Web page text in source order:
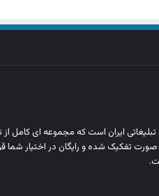
ایران است که مجموعه‌ ای کامل از
صورت تفکیک‌ شده و رایگان در اختیار شما